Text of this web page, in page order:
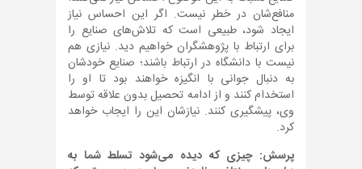
منافع‌شان در خطر نیست. اگر این احساس نیاز
ایجاد شود، طبیعی است که تلاش‌های صنایع را
برای ارتباط با پژوهشگران خواهیم دید. نیازی هم
نیست با دانشگاه در ارتباط باشند؛ صنایع خودشان
به دنبال جوانی با انگیزه خواهند بود تا او را
استخدام کنند و از ادامه تحصیل بدون علاقه توسط
وی، پیشگیری کنند. نیازشان این را ایجاب خواهد
کرد.
پرسش: چیزی که دیده می‌شود تسلط شما به